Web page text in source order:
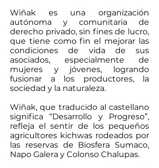
Wiñak es una organización
autónoma y comunitaria de
derecho privado, sin fines de lucro,
que tiene como fin el mejorar las
condiciones de vida de sus
asociados, especialmente de
mujeres y jóvenes, logrando
fusionar a los productores, la
sociedad y la naturaleza.
Wiñak, que traducido al castellano
significa “Desarrollo y Progreso”,
refleja el sentir de los pequeños
agricultores kichwas rodeados por
las reservas de Biosfera Sumaco,
Napo Galera y Colonso Chalupas.